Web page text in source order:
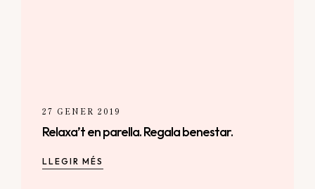
27 GENER 2019
Relaxa’t en parella. Regala benestar.
LLEGIR MÉS